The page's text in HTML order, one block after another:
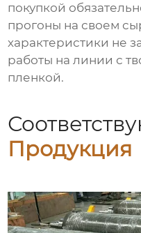
покупкой
прогоны на своем
характеристики не
работы на линии с
пленкой.
Продукция